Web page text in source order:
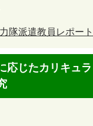
隊派遣教員レポート
応じたカリキュラ